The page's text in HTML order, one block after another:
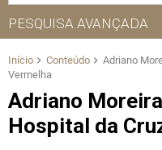
PESQUISA AVANÇADA
Início Conteúdo
Adriano
Vermelha
Adriano
Hospital da